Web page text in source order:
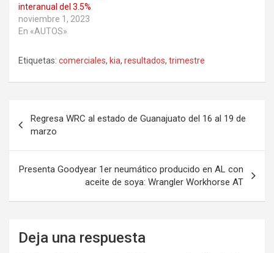
interanual del 3.5%
noviembre 1, 2023
En «AUTOS»
Etiquetas: comerciales, kia, resultados, trimestre
de
entradas
Regresa WRC al estado de Guanajuato del 16 al 19 de
marzo
Presenta Goodyear 1er neumático producido en AL con
aceite de soya: Wrangler Workhorse AT
Deja una respuesta